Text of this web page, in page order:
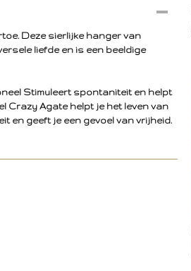
Deze sierlijke hanger van
liefde en is een beeldige
Stimuleert spontaniteit en helpt
Crazy Agate helpt je het leven van
en geeft je een gevoel van vrijheid.